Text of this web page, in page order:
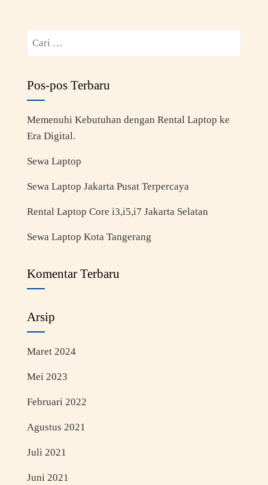
Pos-pos Terbaru
Memenuhi Kebutuhan dengan Rental Laptop ke
Era Digital.
Sewa Laptop
Sewa Laptop Jakarta Pusat Terpercaya
Rental Laptop Core i3,i5,i7 Jakarta Selatan
Sewa Laptop Kota Tangerang
Komentar Terbaru
Arsip
Maret 2024
Mei 2023
Februari 2022
Agustus 2021
Juli 2021
Juni 2021